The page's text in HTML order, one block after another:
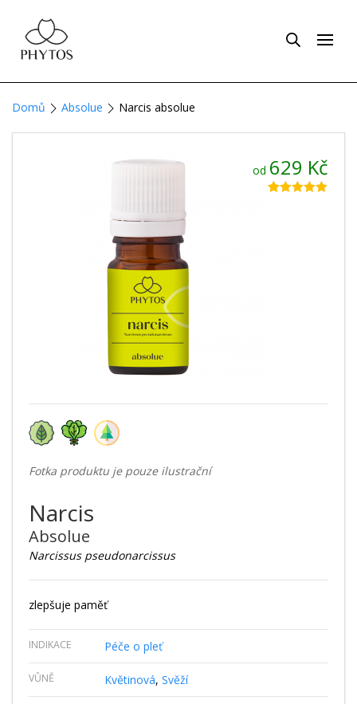
Domů Absolue Narcis absolue
Fotka produktu je pouze ilustrační
Narcis
Absolue
Narcissus pseudonarcissus
zlepšuje paměť
INDIKACE Péče o pleť
VŮNĚ Květinová, Svěží
od 629 Kč